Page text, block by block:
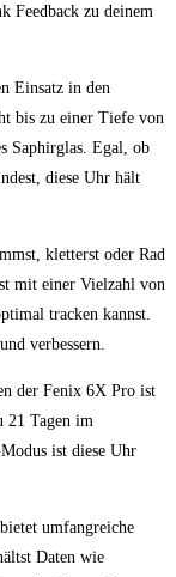
Feedback zu deinem‍
Einsatz in den
bis zu einer Tiefe von​
Saphirglas. ​Egal, ob
diese Uhr hält
kletterst ‍oder Rad
mit⁢ einer Vielzahl⁣ von
tracken kannst.
verbessern.
der⁤ Fenix 6X⁢ Pro ​ist
21‌ Tagen ⁤im‌
ist diese Uhr
umfangreiche
Daten ⁢wie⁣